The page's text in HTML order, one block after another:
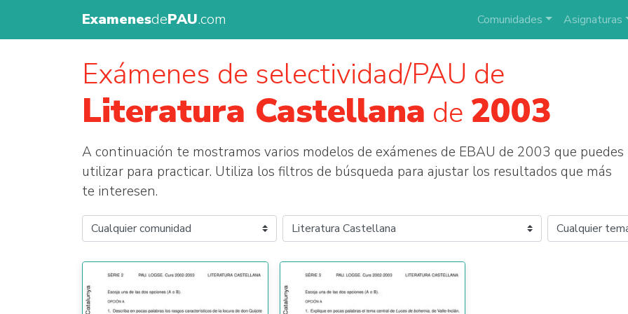
ExamenesdePAU.com Comunidades Asignaturas
Exámenes de selectividad/PAU de
Literatura Castellana de 2003
A continuación te mostramos varios modelos de exámenes de EBAU de 2003 que puedes
utilizar para practicar. Utiliza los filtros de búsqueda para ajustar los resultados que más
te interesen.